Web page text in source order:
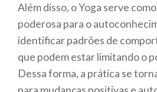
Além disso, o Yoga serve
poderosa para o
identificar padrões de
que podem estar limitando o
Dessa forma, a prática se